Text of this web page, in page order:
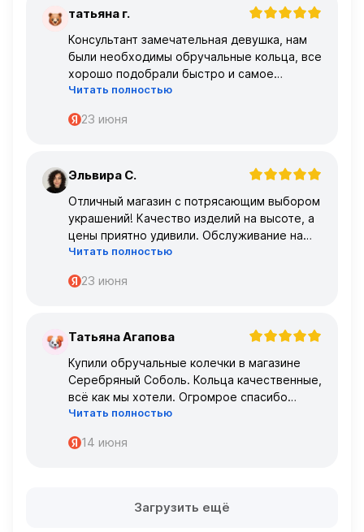
Т татьяна г.
Консультант замечательная девушка, нам
были необходимы обручальные кольца, все
хорошо подобрали быстро и самое
главное, что все подошло по размеру с
Читать полностью
23 июня
Э Эльвира С.
Отличный магазин с потрясающим выбором
украшений! Качество изделий на высоте, а
цены приятно удивили. Обслуживание на
высшем уровне – консультанты очень
Читать полностью
23 июня
Т Татьяна Агапова
Купили обручальные колечки в магазине
Серебряный Соболь. Кольца качественные,
всё как мы хотели. Огромрое спасибо
персоналу за работу с нами!
Читать полностью
14 июня
Загрузить ещё